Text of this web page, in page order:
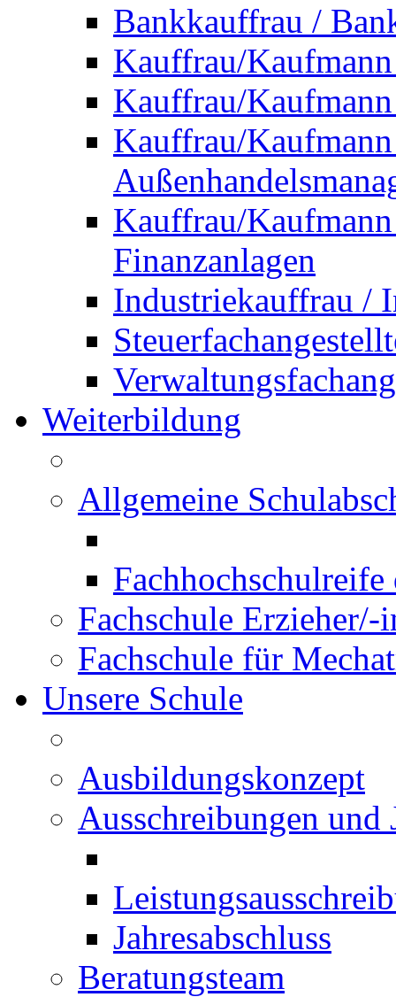
Bankkauffrau /
Kauffrau/
Kauffrau/
Kauffrau/
Kauffrau/
Finanzanlagen
Industriekauffrau /
Weiterbildung
Allgemeine
Fachschule Erzieher/-
Fachschule für
Unsere Schule
Ausbildungskonzept
Ausschreibungen und
Jahresabschluss
Beratungsteam